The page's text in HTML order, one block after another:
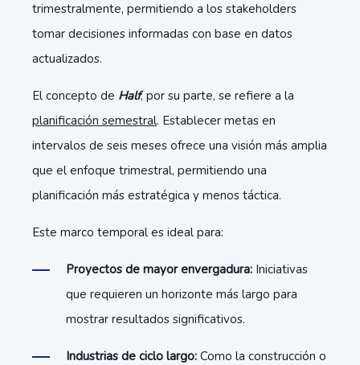
trimestralmente, permitiendo a los stakeholders
tomar decisiones informadas con base en datos
actualizados.
El concepto de Half, por su parte, se refiere a la
planificación semestral. Establecer metas en
intervalos de seis meses ofrece una visión más amplia
que el enfoque trimestral, permitiendo una
planificación más estratégica y menos táctica.
Este marco temporal es ideal para:
Proyectos de mayor envergadura: Iniciativas
que requieren un horizonte más largo para
mostrar resultados significativos.
Industrias de ciclo largo: Como la construcción o